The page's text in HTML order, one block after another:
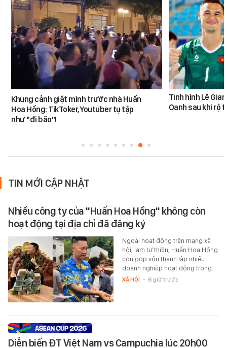
Khung cảnh giật mình trước nhà Huấn
Hoa Hồng: TikToker, Youtuber tụ tập
như "đi bão"!
Tình hình Lê
Oanh sau khi rộ
TIN MỚI CẬP NHẬT
Nhiều công ty của "Huấn Hoa Hồng" không còn
hoạt động tại địa chỉ đã đăng ký
Ngoài hoạt động trên mạng xã
hội, làm từ thiện, Huấn Hoa Hồng
còn góp vốn thành lập nhiều
doanh nghiệp hoạt động trong…
XÃ HỘI - 6 giờ trước
Diễn biến ĐT Việt Nam vs Campuchia lúc 20h00